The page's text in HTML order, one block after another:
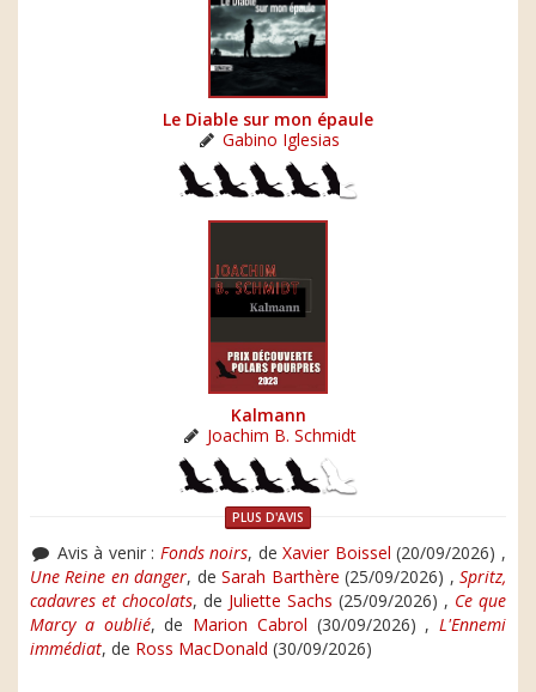
Le Diable sur mon épaule
Gabino Iglesias
Kalmann
Joachim B. Schmidt
PLUS D'AVIS
Avis à venir : Fonds noirs, deXavier Boissel (20/09/2026) ,
Une Reine en danger, deSarah Barthère (25/09/2026) ,Spritz,
cadavres et chocolats, de Juliette Sachs (25/09/2026) , Ce que
Marcy a oublié, de Marion Cabrol (30/09/2026) , L'Ennemi
immédiat, de Ross MacDonald (30/09/2026)